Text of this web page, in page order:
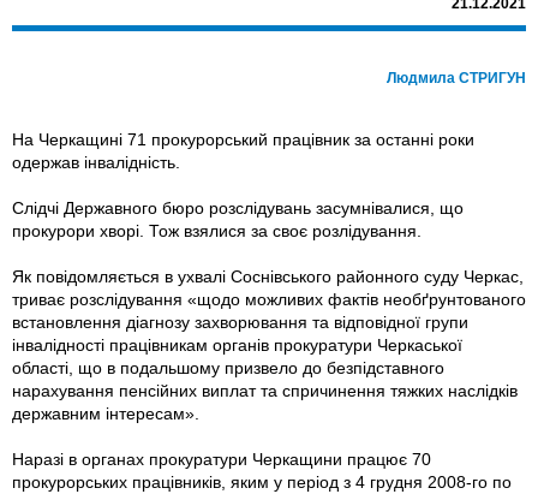
21.12.2021
Людмила СТРИГУН
На Черкащині 71 прокурорський працівник за останні роки
одержав інвалідність.
Слідчі Державного бюро розслідувань засумнівалися, що
прокурори хворі. Тож взялися за своє розлідування.
Як повідомляється в ухвалі Соснівського районного суду Черкас,
триває розслідування «щодо можливих фактів необґрунтованого
встановлення діагнозу захворювання та відповідної групи
інвалідності працівникам органів прокуратури Черкаської
області, що в подальшому призвело до безпідставного
нарахування пенсійних виплат та спричинення тяжких наслідків
державним інтересам».
Наразі в органах прокуратури Черкащини працює 70
прокурорських працівників, яким у період з 4 грудня 2008-го по